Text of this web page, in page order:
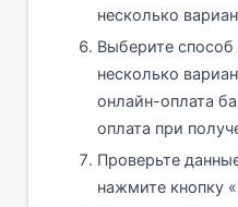
несколько
Выберите способ
несколько
онлайн-оплата
оплата при
Проверьте
нажмите кнопку